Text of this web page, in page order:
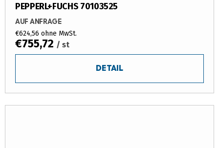
PEPPERL+FUCHS 70103525
AUF ANFRAGE
€624,56 ohne MwSt.
€755,72 / st
DETAIL